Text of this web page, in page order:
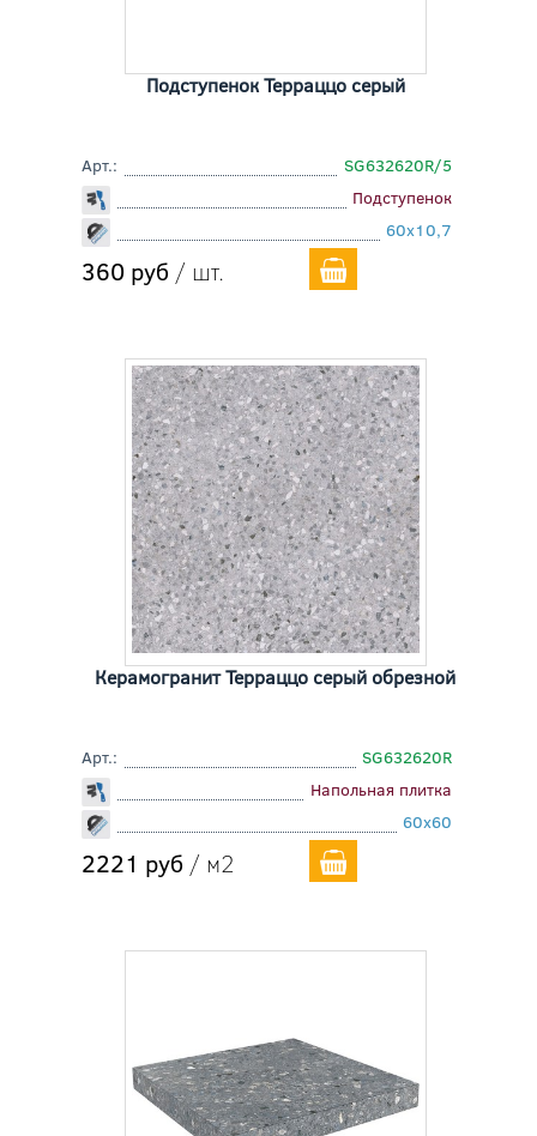
Подступенок Терраццо серый
Арт.:
SG632620R/5
Подступенок
60x10,7
360 руб / шт.
Керамогранит Терраццо серый обрезной
Арт.:
SG632620R
Напольная плитка
60x60
2221 руб / м2